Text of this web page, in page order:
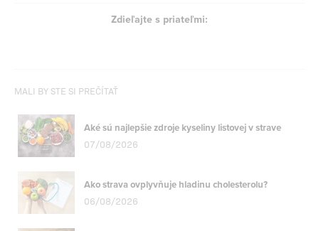
Zdieľajte s priateľmi:
MALI BY STE SI PREČÍTAŤ
Aké sú najlepšie zdroje kyseliny listovej v strave
07/08/2026
Ako strava ovplyvňuje hladinu cholesterolu?
06/08/2026